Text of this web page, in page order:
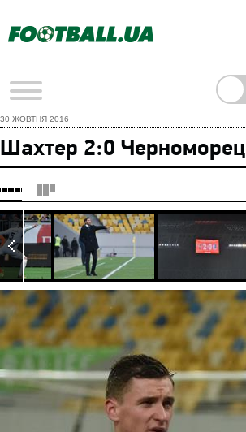
30 ЖОВТНЯ 2016
Шахтер 2:0 Черноморец